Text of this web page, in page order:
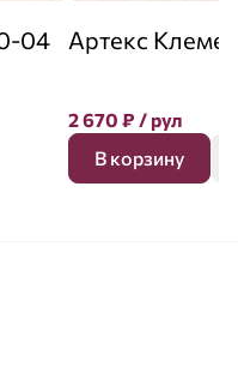
04 Артекс
2 670 ₽ / рул
В корзину